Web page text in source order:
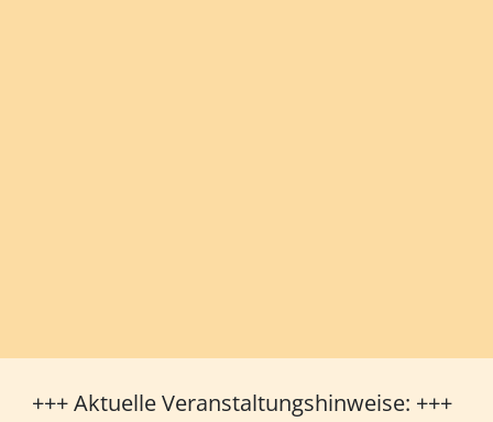
+++ Aktuelle Veranstaltungshinweise: +++